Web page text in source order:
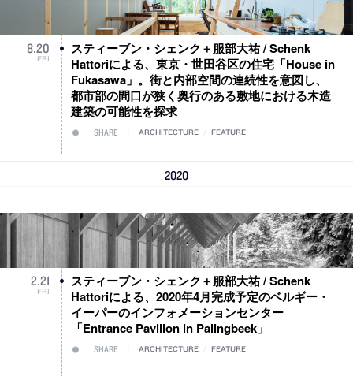
8.20
FRI
スティーブン・シェンク＋服部大祐 / Schenk
Hattoriによる、東京・世田谷区の住宅「House in
Fukasawa」。街と内部空間の連続性を意図し、
都市部の間口が狭く奥行のある敷地における木造
建築の可能性を探求
SHARE ARCHITECTURE FEATURE
2020
2.21
FRI
スティーブン・シェンク＋服部大祐 / Schenk
Hattoriによる、2020年4月完成予定のベルギー・
イーパーのインフォメーションセンター
「Entrance Pavilion in Palingbeek」
SHARE ARCHITECTURE FEATURE